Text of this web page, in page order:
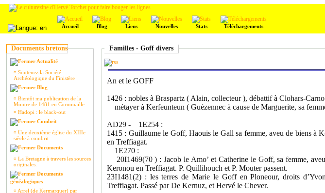
Accueil Blog Liens Nouvelles Stats Téléchargements
Documents bretons
Actualité
¤ Soutenez la Société
Archéologique du Finistère
Blog
¤ Bientôt ma publication de la
Montre de 1481 en Cornouaille
¤ Hadopi : le black-out
Combrit
¤ Une deuxième église du XIIIe
siècle à combrit
Documents
¤ La Bretagne à travers les sources
originales.
Documents
généalogiques
¤ Arrel (de Kermarquer) par
Familles - Goff divers
An et le GOFF
1426 : nobles à Braspartz ( Alain, collecteur ), débattif à Clohars-
métayer à Kerfeunteun ( Guézennec à cause de Marguerite, sa
AD29 - 1E254 :
1415 : Guillaume le Goff, Haouis le Gall sa femme, aveu de biens à
en Treffiagat.
1E270 :
20I1469(70 ) : Jacob le Amo’ et Catherine le Goff, sa femme,
Keronou en Treffiagat. P. Quillihouch et P. Mouter passent.
23I1481(2) : les terres de Marie le Goff en Ploneour, droits
Treffiagat. Passé par De Kernuz, et Hervé le Chever.